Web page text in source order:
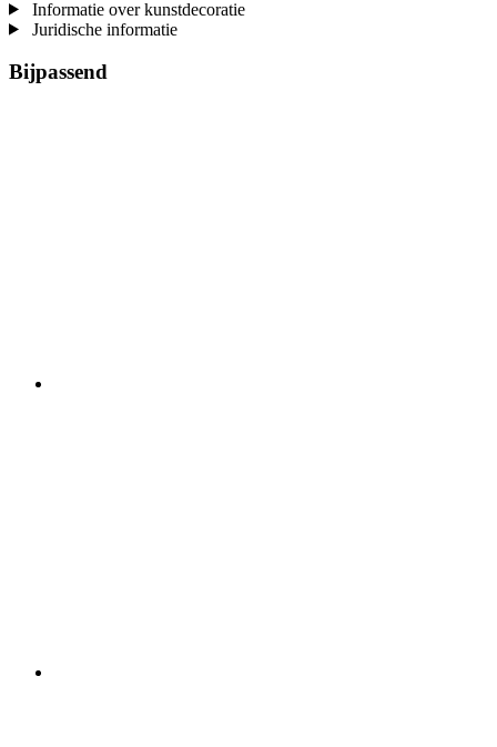
Informatie over kunstdecoratie
Juridische informatie
Bijpassend